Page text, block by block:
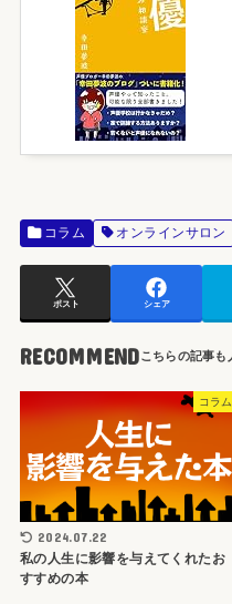
コラム オンラインサロン
ポスト シェア
RECOMMEND
コラム
2024.07.22
私の人生に影響を与えてくれたお
すすめの本